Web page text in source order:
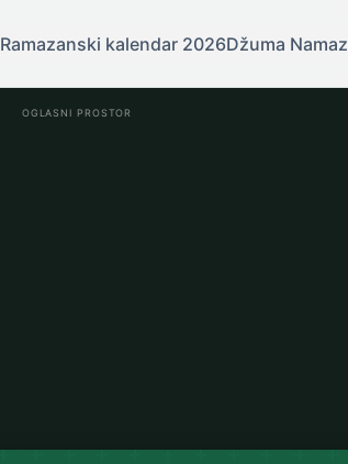
Ramazanski kalendar 2026Džuma Namaz
OGLASNI PROSTOR